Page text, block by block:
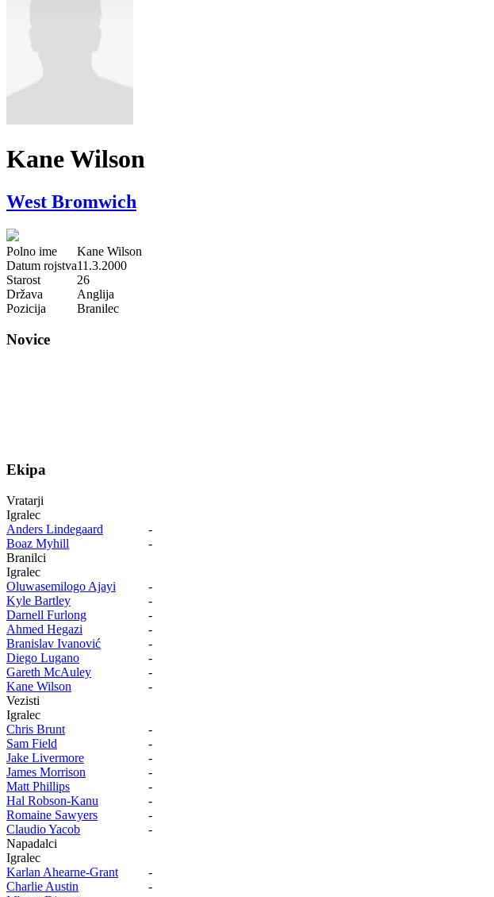
Kane Wilson
West Bromwich
Polno ime
Kane Wilson
Datum rojstva11.3.2000
Starost
26
Država
Anglija
Pozicija
Branilec
Novice
Ekipa
Vratarji
Igralec
Anders Lindegaard
-
Boaz Myhill
-
Branilci
Igralec
Oluwasemilogo Ajayi
-
Kyle Bartley
-
Darnell Furlong
-
Ahmed Hegazi
-
Branislav Ivanović
-
Diego Lugano
-
Gareth McAuley
-
Kane Wilson
-
Vezisti
Igralec
Chris Brunt
-
Sam Field
-
Jake Livermore
-
James Morrison
-
Matt Phillips
-
Hal Robson-Kanu
-
Romaine Sawyers
-
Claudio Yacob
-
Napadalci
Igralec
Karlan Ahearne-Grant
-
Charlie Austin
-